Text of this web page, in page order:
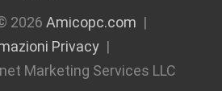
2026 Amicopc.com
Privacy
Marketing Services LLC